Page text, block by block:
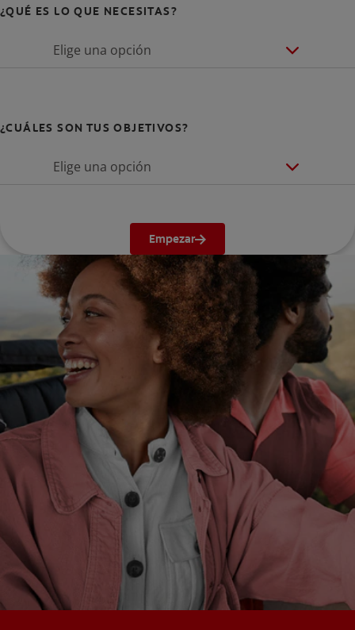
¿QUÉ ES LO QUE NECESITAS?
Elige una opción
¿CUÁLES SON TUS OBJETIVOS?
Elige una opción
Empezar